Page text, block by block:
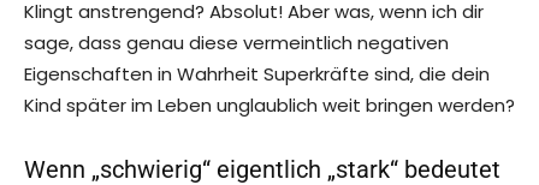
Klingt anstrengend? Absolut! Aber was, wenn ich dir
sage, dass genau diese vermeintlich negativen
Eigenschaften in Wahrheit Superkräfte sind, die dein
Kind später im Leben unglaublich weit bringen werden?
Wenn „schwierig“ eigentlich „stark“ bedeutet